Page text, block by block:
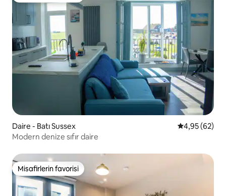
Daire - Batı Sussex 5 üzerinden
4,95 (62)
Modern denize sıfır daire
Misafirlerin favorisi
Misafirlerin favorisi